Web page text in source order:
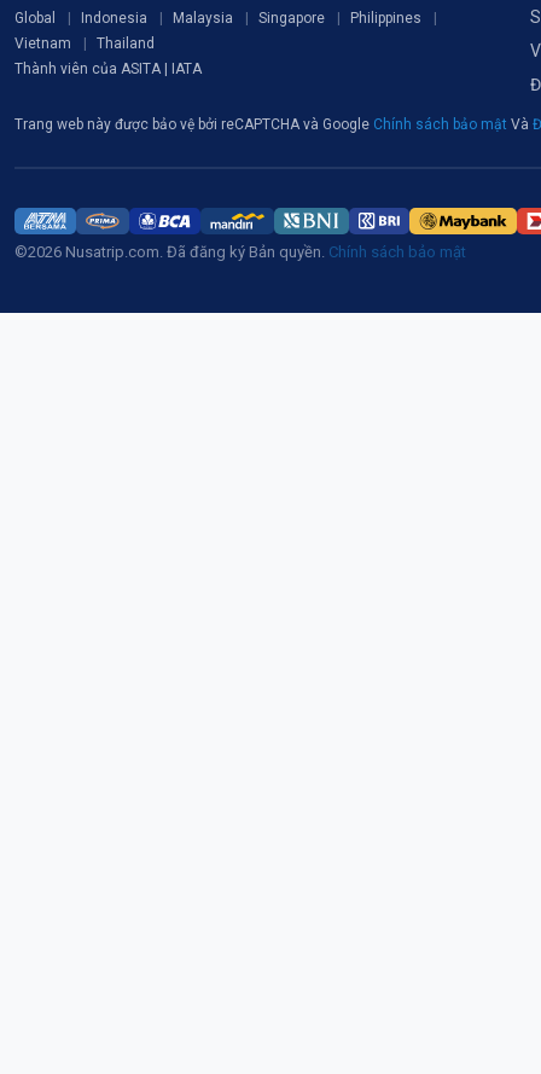
Global
Indonesia Malaysia Singapore
Philippines
Vietnam
Thailand
Thành viên của ASITA | IATA
Trang web này được bảo vệ bởi reCAPTCHA và Google Chính sách bảo mật Và
©2026 Nusatrip.com. Đã đăng ký Bản quyền. Chính sách bảo mật